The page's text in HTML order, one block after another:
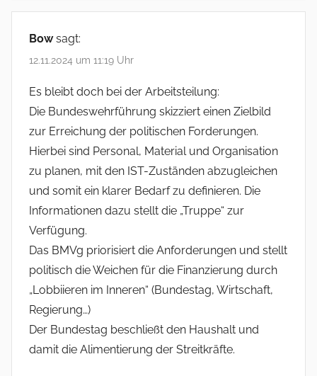
Bow sagt:
12.11.2024 um 11:19 Uhr
Es bleibt doch bei der Arbeitsteilung:
Die Bundeswehrführung skizziert einen Zielbild
zur Erreichung der politischen Forderungen.
Hierbei sind Personal, Material und Organisation
zu planen, mit den IST-Zuständen abzugleichen
und somit ein klarer Bedarf zu definieren. Die
Informationen dazu stellt die „Truppe“ zur
Verfügung.
Das BMVg priorisiert die Anforderungen und stellt
politisch die Weichen für die Finanzierung durch
„Lobbiieren im Inneren“ (Bundestag, Wirtschaft,
Regierung…)
Der Bundestag beschließt den Haushalt und
damit die Alimentierung der Streitkräfte.